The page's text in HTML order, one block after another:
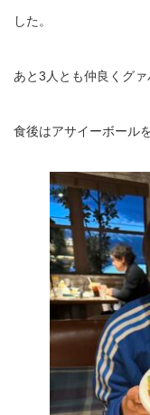
した。
あと3人とも仲良くグァ
食後はアサイーボール